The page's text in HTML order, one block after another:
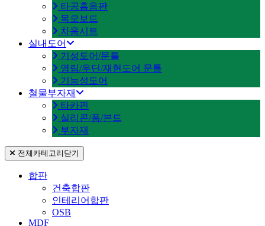
타공흡음판
목모보드
차음시트
실내도어
기성도어/문틀
영림/우딘/재현도어 문틀
기능성도어
철물부자재
타카핀
실리콘/폼/본드
부자재
전체카테고리 닫기
합판
건축합판
인테리어합판
OSB
MDF